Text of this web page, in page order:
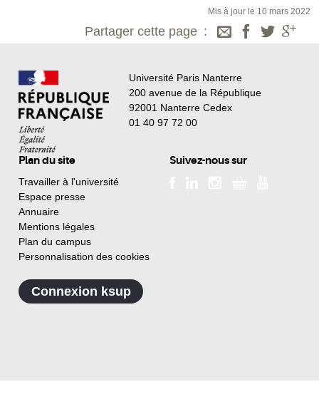
Mis à jour le 10 mars 2022
Partager cette page
Université Paris Nanterre
200 avenue de la République
92001 Nanterre Cedex
01 40 97 72 00
Plan du site
Travailler à l'université
Espace presse
Annuaire
Mentions légales
Plan du campus
Personnalisation des cookies
Suivez-nous sur
Connexion ksup